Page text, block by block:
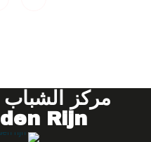
مركز الشباب
den Rijn مدعوم من: